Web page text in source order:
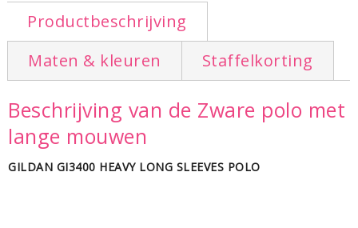
Productbeschrijving
Maten & kleuren
Staffelkorting
Beschrijving van de Zware polo met
lange mouwen
GILDAN GI3400 HEAVY LONG SLEEVES POLO